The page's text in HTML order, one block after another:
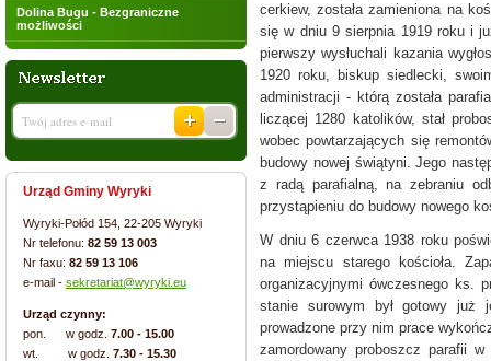
Dolina Bugu - Bezgraniczne
możliwości
Urząd Gminy Wyryki
Wyryki-Połód 154, 22-205 Wyryki
Nr telefonu: 82 59 13 003
Nr faxu: 82 59 13 106
e-mail - sekretariat@wyryki.eu
Urząd czynny:
pon. w godz. 7.00 - 15.00
wt. w godz. 7.30 - 15.30
cerkiew, została zamieniona na
się w dniu 9 sierpnia 1919 roku i
pierwszy wysłuchali kazania
1920 roku, biskup siedlecki,
administracji - którą została
liczącej 1280 katolików, stał
wobec powtarzających się
budowy nowej świątyni. Jego
z radą parafialną, na zebraniu
przystąpieniu do budowy nowego
W dniu 6 czerwca 1938 roku
na miejscu starego kościoła.
organizacyjnymi ówczesnego ks.
stanie surowym był gotowy już
prowadzone przy nim prace
zamordowany proboszcz parafii